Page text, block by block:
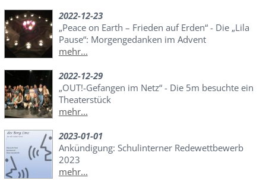
2022-12-23
„Peace on Earth – Frieden auf Erden“ - Die „Lila
Pause“: Morgengedanken im Advent
mehr...
2022-12-29
„OUT!-Gefangen im Netz“ - Die 5m besuchte ein
Theaterstück
mehr...
2023-01-01
Ankündigung: Schulinterner Redewettbewerb
2023
mehr...